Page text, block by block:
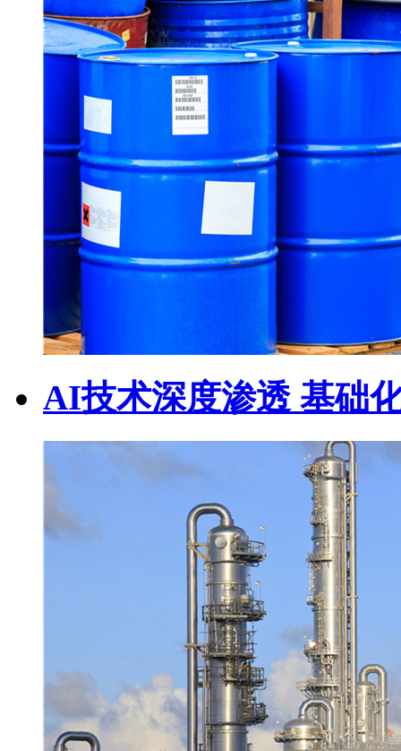
AI技术深度渗透 基础